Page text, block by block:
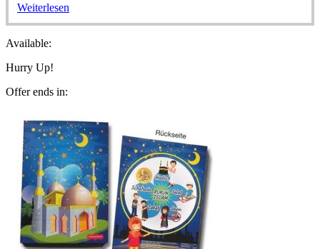
Weiterlesen
Available:
Hurry Up!
Offer ends in: